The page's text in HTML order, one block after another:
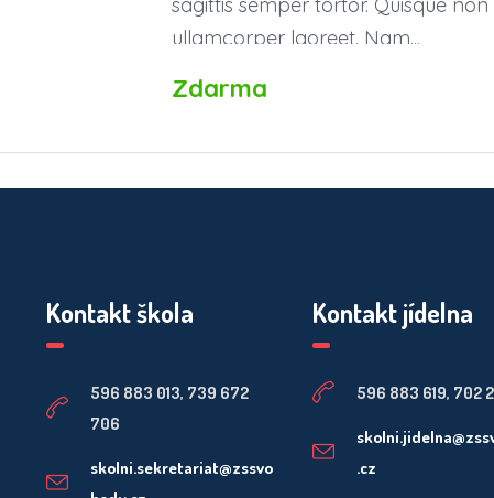
ullamcorper laoreet. Nam...
Zdarma
Kontakt škola
596 883 013, 739 672
706
skolni.sekretariat@zssvo
Kontakt jídelna
596 883 619, 702
.cz